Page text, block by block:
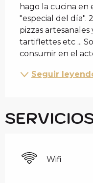
hago la cucina
"especial del día".
pizzas artesanales
tartiflettes etc ...
consumir en el
Seguir
Wifi